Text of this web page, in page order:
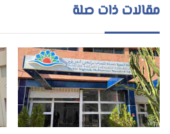
مقالات ذات صلة